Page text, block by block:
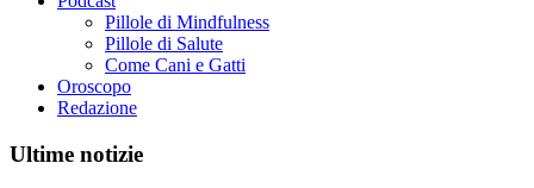
Pillole di Mindfulness
Pillole di Salute
Come Cani e Gatti
Oroscopo
Redazione
Ultime notizie